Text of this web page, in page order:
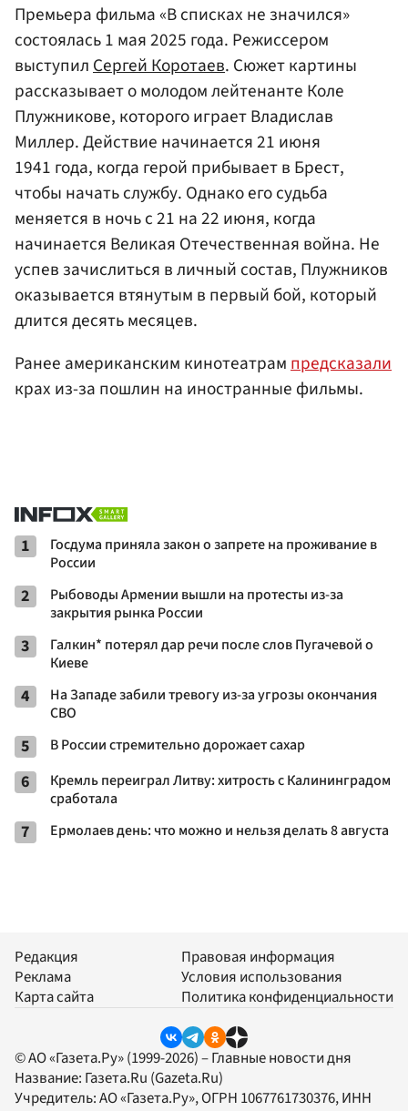
Премьера фильма «В списках не значился»
состоялась 1 мая 2025 года. Режиссером
выступилСергей Коротаев. Сюжет картины
рассказывает о молодом лейтенанте Коле
Плужникове, которого играет Владислав
Миллер. Действие начинается 21 июня
1941 года, когда герой прибывает в Брест,
чтобы начать службу. Однако его судьба
меняется в ночь с 21 на 22 июня, когда
начинается Великая Отечественная война. Не
успев зачислиться в личный состав, Плужников
оказывается втянутым в первый бой, который
длится десять месяцев.
Ранее американским кинотеатрампредсказали
крах из-за пошлин на иностранные фильмы.
1
Госдума приняла закон о запрете на проживание в
России
2
Рыбоводы Армении вышли на протесты из-за
закрытия рынка России
3
Галкин* потерял дар речи после слов Пугачевой о
Киеве
4
На Западе забили тревогу из-за угрозы окончания
СВО
5 В России стремительно дорожает сахар
6
Кремль переиграл Литву: хитрость с Калининградом
сработала
7 Ермолаев день: что можно и нельзя делать 8 августа
Редакция
Реклама
Карта сайта
Правовая информация
Условия использования
Политика конфиденциальности
© АО «Газета.Ру» (1999-2026) – Главные новости дня
Название: Газета.Ru (Gazeta.Ru)
Учредитель:АО «Газета.Ру», ОГРН 1067761730376, ИНН